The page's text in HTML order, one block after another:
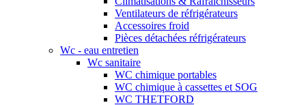
Ventilateurs de réfrigérateurs
Accessoires froid
Pièces détachées réfrigérateurs
Wc - eau entretien
Wc sanitaire
WC chimique portables
WC chimique à cassettes et SOG
WC THETFORD